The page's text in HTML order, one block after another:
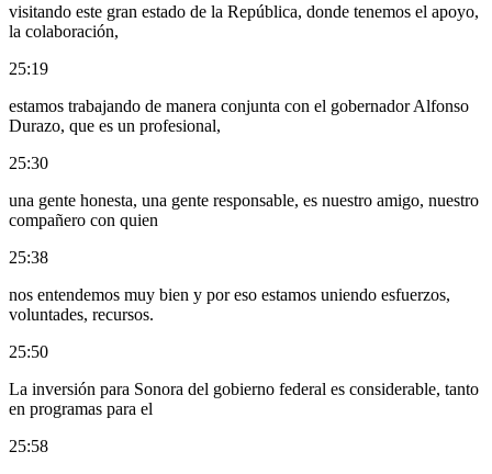
visitando este gran estado de la República, donde tenemos el apoyo,
la colaboración,
25:19
estamos trabajando de manera conjunta con el gobernador Alfonso
Durazo, que es un profesional,
25:30
una gente honesta, una gente responsable, es nuestro amigo, nuestro
compañero con quien
25:38
nos entendemos muy bien y por eso estamos uniendo esfuerzos,
voluntades, recursos.
25:50
La inversión para Sonora del gobierno federal es considerable, tanto
en programas para el
25:58